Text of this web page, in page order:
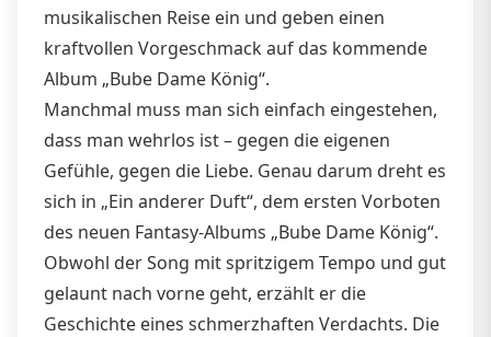
musikalischen Reise ein und geben einen
kraftvollen Vorgeschmack auf das kommende
Album „Bube Dame König“.
Manchmal muss man sich einfach eingestehen,
dass man wehrlos ist – gegen die eigenen
Gefühle, gegen die Liebe. Genau darum dreht es
sich in „Ein anderer Duft“, dem ersten Vorboten
des neuen Fantasy-Albums „Bube Dame König“.
Obwohl der Song mit spritzigem Tempo und gut
gelaunt nach vorne geht, erzählt er die
Geschichte eines schmerzhaften Verdachts. Die